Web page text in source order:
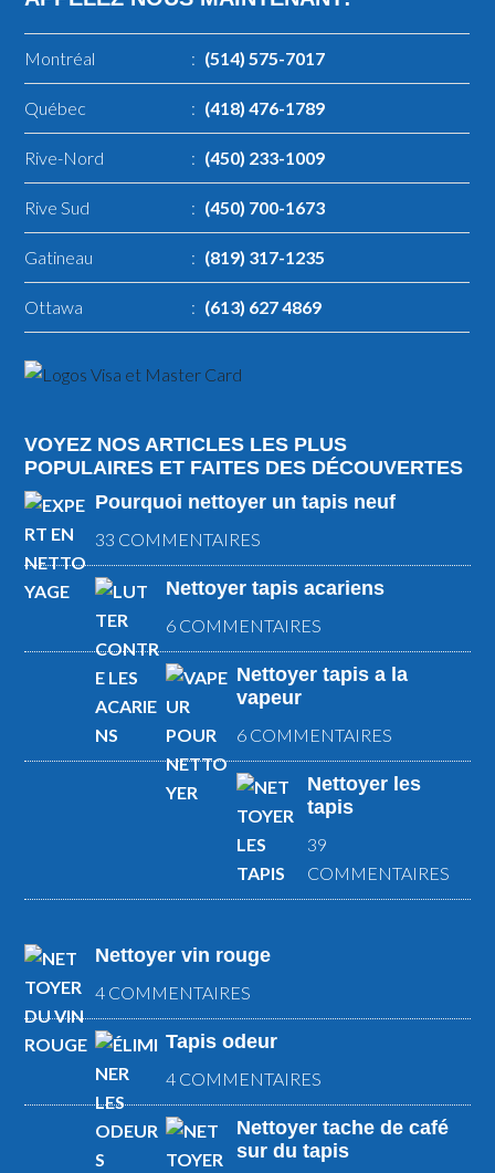
Montréal : (514) 575-7017
Québec : (418) 476-1789
Rive-Nord : (450) 233-1009
Rive Sud : (450) 700-1673
Gatineau : (819) 317-1235
Ottawa : (613) 627 4869
VOYEZ NOS ARTICLES LES PLUS
POPULAIRES ET FAITES DES DÉCOUVERTES
Pourquoi nettoyer un tapis neuf
33 COMMENTAIRES
Nettoyer tapis acariens
6 COMMENTAIRES
Nettoyer tapis a la
vapeur
6 COMMENTAIRES
Nettoyer les
tapis
39
COMMENTAIRES
Nettoyer vin rouge
4 COMMENTAIRES
Tapis odeur
4 COMMENTAIRES
Nettoyer tache de café
sur du tapis